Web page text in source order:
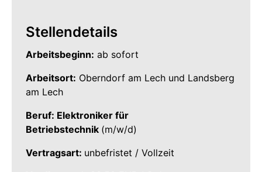
Stellendetails
Arbeitsbeginn: ab sofort
Arbeitsort: Oberndorf am Lech und Landsberg
am Lech
Beruf: Elektroniker für
Betriebstechnik (m/w/d)
Vertragsart: unbefristet / Vollzeit